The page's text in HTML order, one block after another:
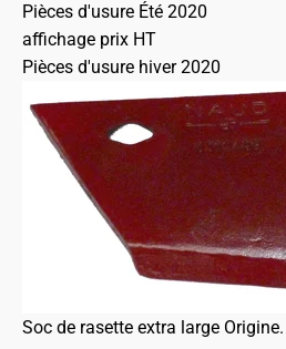
Pièces d'usure Été 2020
affichage prix HT
Pièces d'usure hiver 2020
Soc de rasette extra large